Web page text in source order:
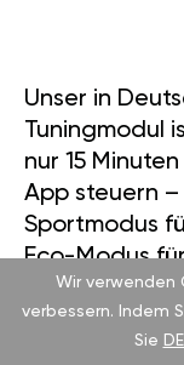
Unser in
Tuningmodul
nur 15
App steuern –
Sportmodus
Eco-Modus
30 % mehr
Eingriff in die
eine 2-
Wir verwenden
verbessern. Indem
Sie